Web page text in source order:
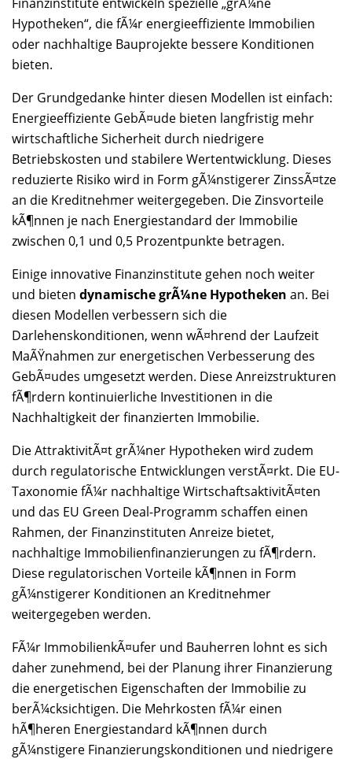
Hypotheken“, die fÃ¼r energieeffiziente Immobilien
oder nachhaltige Bauprojekte bessere Konditionen
bieten.
Der Grundgedanke hinter diesen Modellen ist einfach:
Energieeffiziente GebÃ¤ude bieten langfristig mehr
wirtschaftliche Sicherheit durch niedrigere
Betriebskosten und stabilere Wertentwicklung. Dieses
reduzierte Risiko wird in Form gÃ¼nstigerer ZinssÃ¤tze
an die Kreditnehmer weitergegeben. Die Zinsvorteile
kÃ¶nnen je nach Energiestandard der Immobilie
zwischen 0,1 und 0,5 Prozentpunkte betragen.
Einige innovative Finanzinstitute gehen noch weiter
und bieten dynamische grÃ¼ne Hypotheken an. Bei
diesen Modellen verbessern sich die
Darlehenskonditionen, wenn wÃ¤hrend der Laufzeit
MaÃŸnahmen zur energetischen Verbesserung des
GebÃ¤udes umgesetzt werden. Diese Anreizstrukturen
fÃ¶rdern kontinuierliche Investitionen in die
Nachhaltigkeit der finanzierten Immobilie.
Die AttraktivitÃ¤t grÃ¼ner Hypotheken wird zudem
durch regulatorische Entwicklungen verstÃ¤rkt. Die EU-
Taxonomie fÃ¼r nachhaltige WirtschaftsaktivitÃ¤ten
und das EU Green Deal-Programm schaffen einen
Rahmen, der Finanzinstituten Anreize bietet,
nachhaltige Immobilienfinanzierungen zu fÃ¶rdern.
Diese regulatorischen Vorteile kÃ¶nnen in Form
gÃ¼nstigerer Konditionen an Kreditnehmer
weitergegeben werden.
FÃ¼r ImmobilienkÃ¤ufer und Bauherren lohnt es sich
daher zunehmend, bei der Planung ihrer Finanzierung
die energetischen Eigenschaften der Immobilie zu
berÃ¼cksichtigen. Die Mehrkosten fÃ¼r einen
hÃ¶heren Energiestandard kÃ¶nnen durch
gÃ¼nstigere Finanzierungskonditionen und niedrigere